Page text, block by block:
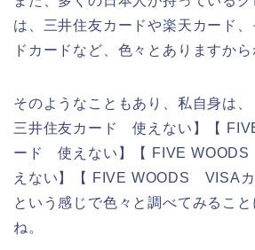
は、三井住友カードや楽天カード
ドカードなど、色々とありますから
そのようなこともあり、私自身は
三井住友カード 使えない】【
ード 使えない】【 FIVE
えない】【 FIVE WOODS VISA
という感じで色々と調べてみるこ
ね。